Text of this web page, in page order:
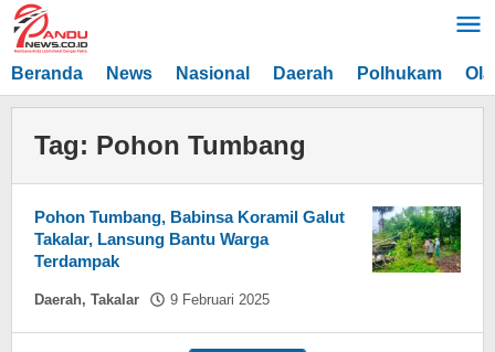
Lewati
ke
konten
Beranda News Nasional Daerah Polhukam
Tag: Pohon Tumbang
Pohon Tumbang, Babinsa Koramil Galut
Takalar, Lansung Bantu Warga
Terdampak
Daerah, Takalar 9 Februari 2025